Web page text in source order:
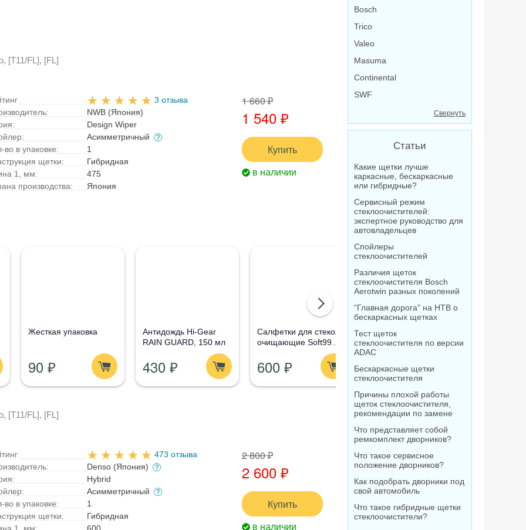
[T11/FL], [FL]
3 отзыва
NWB (Япония)
Design Wiper
Асимметричный
во в упаковке:
1
щетки:
Гибридная
1, мм:
475
производства:
Япония
1 660 ₽
1 540 ₽
Купить
в наличии
Жесткая упаковка
90 ₽
Антидождь Hi-Gear
RAIN GUARD, 150 мл
430 ₽
Салфетки для стекол
очищающие Soft99
Glass Cleaning Wipes,
10 шт
600 ₽
Омыватель стекол
концентрат Лавр
Orange Антимуха, 120
210 ₽
[T11/FL], [FL]
473 отзыва
Denso (Япония)
Hybrid
Асимметричный
во в упаковке:
1
щетки:
Гибридная
2 800 ₽
2 600 ₽
Купить
в наличии
Bosch
Trico
Valeo
Masuma
Continental
SWF
Свернуть
Статьи
Какие щетки лучше
каркасные, бескаркасные
или гибридные?
Сервисный режим
стеклоочистителей:
экспертное руководство для
автовладельцев
Спойлеры
стеклоочистителей
Различия щеток
стеклоочистителя Bosch
Aerotwin разных поколений
"Главная дорога" на НТВ о
бескаркасных щетках
Тест щеток
стеклоочистителя по версии
ADAC
Бескаркасные щетки
стеклоочистителя
Причины плохой работы
щеток стеклоочистителя,
рекомендации по замене
Что представляет собой
ремкомплект дворников?
Что такое сервисное
положение дворников?
Как подобрать дворники под
свой автомобиль
Что такое гибридные щетки
стеклоочистители?